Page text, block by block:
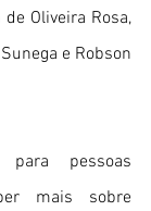
Oliveira Rosa,
e Robson
pessoas
mais sobre